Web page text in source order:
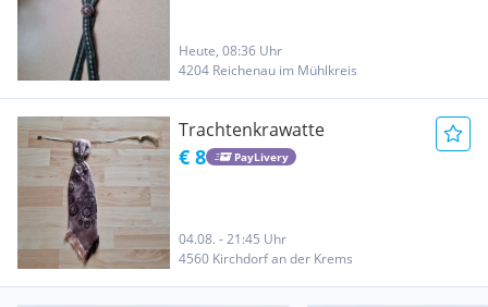
Heute, 08:36 Uhr
4204 Reichenau im Mühlkreis
Trachtenkrawatte
€ 8 PayLivery
04.08. - 21:45 Uhr
4560 Kirchdorf an der Krems